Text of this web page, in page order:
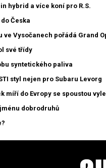
hybrid a více koní pro R.S.
Česka
ve Vysočanech pořádá Grand
své třídy
syntetického paliva
STI styl nejen pro Subaru Levorg
míří do Evropy se spoustou
dobrodruhů